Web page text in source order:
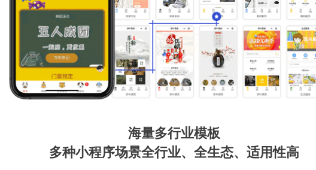
海量多行业模板
多种小程序场景全行业、全生态、适用性高